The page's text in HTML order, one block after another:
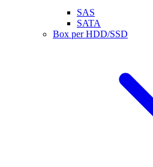
SAS
SATA
Box per HDD/SSD